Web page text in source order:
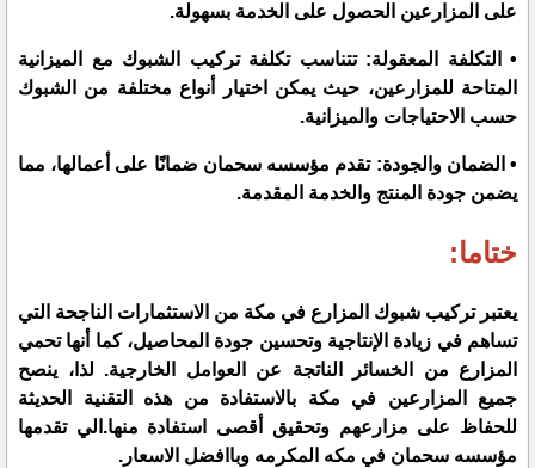
على المزارعين الحصول على الخدمة بسهولة.
• التكلفة المعقولة: تتناسب تكلفة تركيب الشبوك مع الميزانية
المتاحة للمزارعين، حيث يمكن اختيار أنواع مختلفة من الشبوك
حسب الاحتياجات والميزانية.
• الضمان والجودة: تقدم مؤسسه سحمان ضمانًا على أعمالها، مما
يضمن جودة المنتج والخدمة المقدمة.
ختاما:
يعتبر تركيب شبوك المزارع في مكة من الاستثمارات الناجحة التي
تساهم في زيادة الإنتاجية وتحسين جودة المحاصيل، كما أنها تحمي
المزارع من الخسائر الناتجة عن العوامل الخارجية. لذا، ينصح
جميع المزارعين في مكة بالاستفادة من هذه التقنية الحديثة
للحفاظ على مزارعهم وتحقيق أقصى استفادة منها.الي تقدمها
مؤسسه سحمان في مكه المكرمه وباافضل الاسعار.